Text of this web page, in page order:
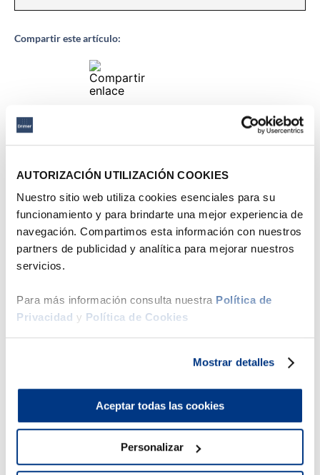
AUTORIZACIÓN UTILIZACIÓN COOKIES
Nuestro sitio web utiliza cookies esenciales para su
funcionamiento y para brindarte una mejor experiencia de
navegación. Compartimos esta información con nuestros
partners de publicidad y analítica para mejorar nuestros
servicios.
Para más información consulta nuestra Política de
Privacidad y Política de Cookies
Mostrar detalles
Aceptar todas las cookies
Personalizar
Compartir este artículo:
Descripción del producto
Ficha técnica
Productos Sugeridos
47 %